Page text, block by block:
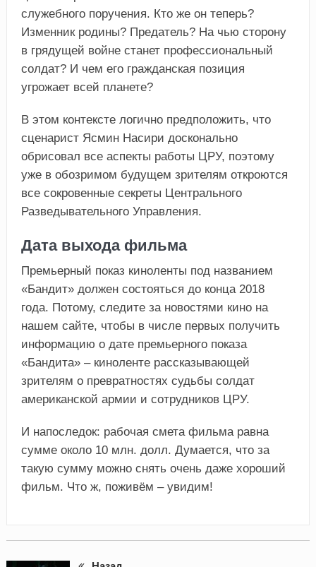
служебного поручения. Кто же он теперь?
Изменник родины? Предатель? На чью сторону
в грядущей войне станет профессиональный
солдат? И чем его гражданская позиция
угрожает всей планете?
В этом контексте логично предположить, что
сценарист Ясмин Насири досконально
обрисовал все аспекты работы ЦРУ, поэтому
уже в обозримом будущем зрителям откроются
все сокровенные секреты Центрального
Разведывательного Управления.
Дата выхода фильма
Премьерный показ киноленты под названием
«Бандит» должен состояться до конца 2018
года. Потому, следите за новостями кино на
нашем сайте, чтобы в числе первых получить
информацию о дате премьерного показа
«Бандита» – киноленте рассказывающей
зрителям о превратностях судьбы солдат
американской армии и сотрудников ЦРУ.
И напоследок: рабочая смета фильма равна
сумме около 10 млн. долл. Думается, что за
такую сумму можно снять очень даже хороший
фильм. Что ж, поживём – увидим!